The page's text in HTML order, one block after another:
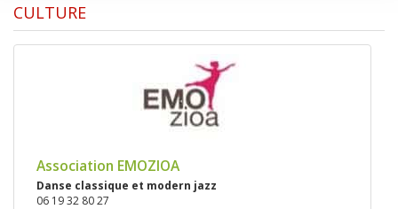
CULTURE
Association EMOZIOA
Danse classique et modern jazz
06 19 32 80 27